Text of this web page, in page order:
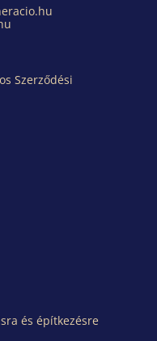
Szerződési
és építkezésre